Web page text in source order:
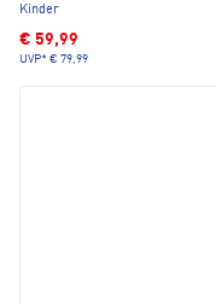
Kinder
€ 59,99
UVP* € 79,99